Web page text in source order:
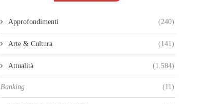
Approfondimenti (240)
Arte & Cultura (141)
Attualità (1.584)
Banking (11)